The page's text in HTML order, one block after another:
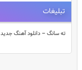
تبلیغات
ته سانگ – دانلود آهنگ جدید